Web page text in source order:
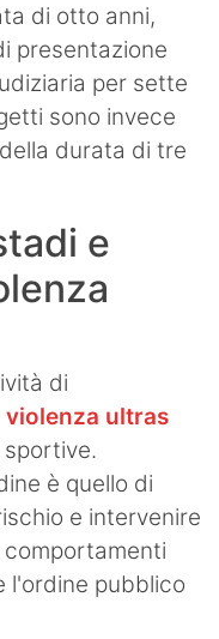
di otto anni,
presentazione
per sette
sono invece
durata di tre
e
di
violenza ultras
è quello di
e intervenire
l'ordine pubblico